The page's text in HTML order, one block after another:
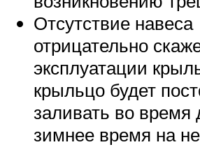
Отсутствие навеса
отрицательно
эксплуатации
крыльцо будет
заливать во время
зимнее время на